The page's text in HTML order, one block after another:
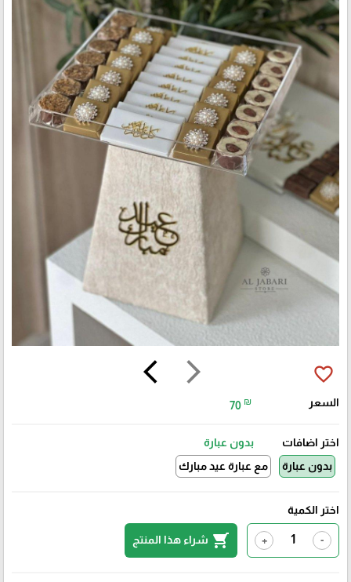
arrow_forward_ios
arrow_back_ios favorite_border
السعر 70 ₪
اختر اضافات
بدون عبارة
بدون عبارة
مع عبارة عيد مبارك
اختر الكمية
-
+
shopping_cart شراء هذا المنتج